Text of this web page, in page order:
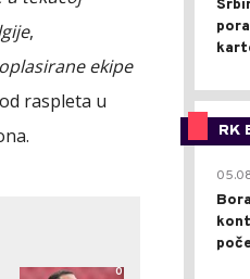
,
ekipe
raspleta u
0
RK